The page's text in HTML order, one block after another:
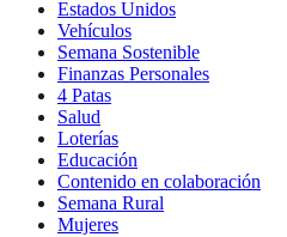
Estados Unidos
Vehículos
Semana Sostenible
Finanzas Personales
4 Patas
Salud
Loterías
Educación
Contenido en colaboración
Semana Rural
Mujeres